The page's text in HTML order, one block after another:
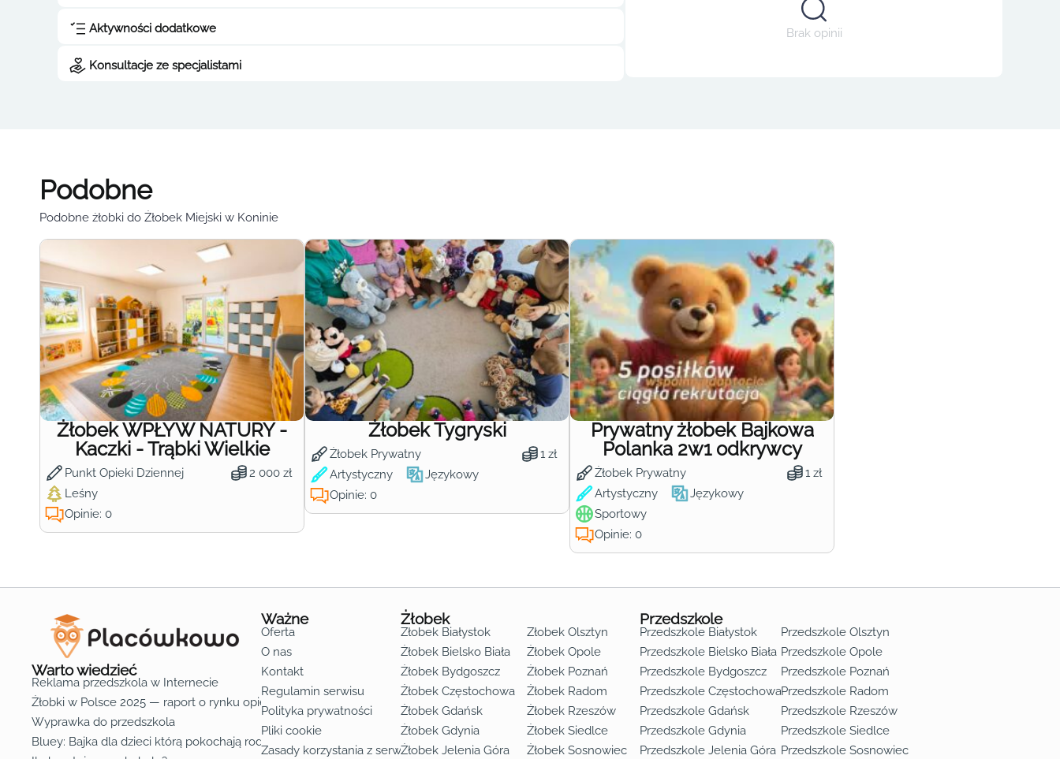
Aktywności dodatkowe
Konsultacje ze specjalistami
Brak opinii
Podobne
Podobne żłobki do Żłobek Miejski w Koninie
Żłobek WPŁYW NATURY -
Kaczki - Trąbki Wielkie
Punkt Opieki Dziennej 2 000 zł
Leśny
Opinie: 0
Żłobek Tygryski
Żłobek Prywatny 1 zł
Artystyczny Językowy
Opinie: 0
Prywatny żłobek Bajkowa
Polanka 2w1 odkrywcy
Żłobek Prywatny 1 zł
Artystyczny
Językowy
Sportowy
Opinie: 0
Warto wiedzieć
Reklama przedszkola w Internecie
Żłobki w Polsce 2025 — raport o rynku opieki nad dziećmi do lat 3
Wyprawka do przedszkola
Bluey: Bajka dla dzieci którą pokochają rodzice
Ważne
Oferta
O nas
Kontakt
Regulamin serwisu
Polityka prywatności
Pliki cookie
Zasady korzystania z serwisu
Żłobek
Żłobek Białystok
Żłobek Bielsko Biała
Żłobek Bydgoszcz
Żłobek Częstochowa
Żłobek Gdańsk
Żłobek Gdynia
Żłobek Jelenia Góra
Żłobek Olsztyn
Żłobek Opole
Żłobek Poznań
Żłobek Radom
Żłobek Rzeszów
Żłobek Siedlce
Żłobek Sosnowiec
Przedszkole
Przedszkole Białystok
Przedszkole Bielsko Biała
Przedszkole Bydgoszcz
Przedszkole Częstochowa
Przedszkole Gdańsk
Przedszkole Gdynia
Przedszkole Jelenia Góra
Przedszkole Olsztyn
Przedszkole Opole
Przedszkole Poznań
Przedszkole Radom
Przedszkole Rzeszów
Przedszkole Siedlce
Przedszkole Sosnowiec